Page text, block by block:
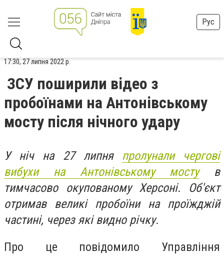
Рус
17:30, 27 липня 2022 р.
ЗСУ поширили відео з
пробоїнами на Антонівському
мосту після нічного удару
У ніч на 27 липня пролунали чергові
вибухи на Антонівському мостув
тимчасово окупованому Херсоні. Об'єкт
отримав великі пробоїни на проїжджій
частині, через які видно річку.
Про це повідомило Управління